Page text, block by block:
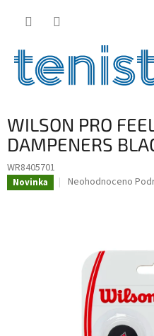
WILSON PRO
DAMPENERS
WR8405701
Novinka
Průměrné
hvězdiček.
Neohodnoceno